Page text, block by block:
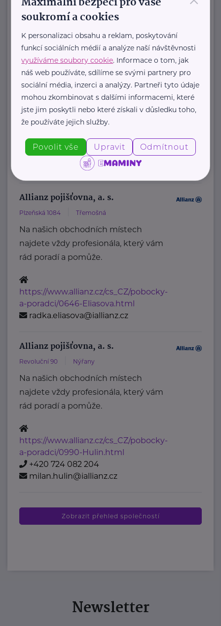
Společnosti
Allianz pojišťovna, a. s.
Markova tř. 25 Kralovice
Na našich obchodních místech
najdete vždy profesionála, který vám
rád poradí a pomůže.
a-poradci/0587-Vass.html
+420 723 273 207
ondrej.vass@iallianz.cz
Allianz pojišťovna, a. s.
Plzeňská 1084 Třemošná
Na našich obchodních místech
najdete vždy profesionála, který vám
rád poradí a pomůže.
https://www.allianz.cz/cs_CZ/pobocky-
a-poradci/0646-Eliasova.html
radka.eliasova@iallianz.cz
Allianz pojišťovna, a. s.
Revoluční 90 Nýřany
Na našich obchodních místech
najdete vždy profesionála, který vám
rád poradí a pomůže.
https://www.allianz.cz/cs_CZ/pobocky-
a-poradci/0990-Hulin.html
+420 724 082 204
milan.hulin@iallianz.cz
Zobrazit přehled společností
Newsletter
soukromí a cookies
K personalizaci obsahu a reklam, poskytování
funkcí sociálních médií a analýze naší návštěvnosti
využíváme soubory cookie. Informace o tom, jak
náš web používáte, sdílíme se svými partnery pro
sociální média, inzerci a analýzy. Partneři tyto údaje
mohou zkombinovat s dalšími informacemi, které
jste jim poskytli nebo které získali v důsledku toho,
že používáte jejich služby.
Povolit vše Upravit Odmítnout